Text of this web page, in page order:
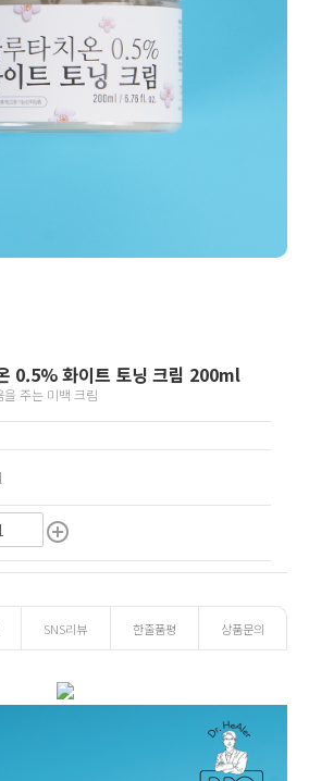
0.5% 화이트 토닝 크림 200ml
주는 미백 크림
add_circle_outline
SNS리뷰 한줄품평 상품문의